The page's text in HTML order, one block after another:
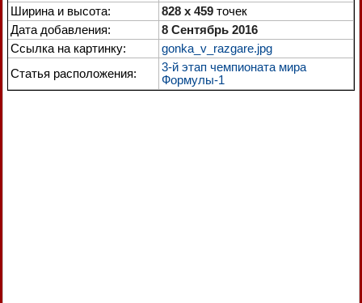
Ширина и высота:
828 x 459 точек
Дата добавления:
8 Сентябрь 2016
Ссылка на картинку:
gonka_v_razgare.jpg
Статья расположения:
3-й этап чемпионата мира
Формулы-1